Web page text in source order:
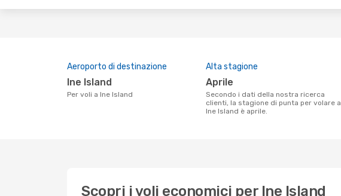
Aeroporto di destinazione
Ine Island
Per voli a Ine Island
Alta stagione
aprile
Secondo i dati della nostra ricerca
clienti, la stagione di punta per volare a
Ine Island è aprile.
Scopri i voli economici per Ine Island